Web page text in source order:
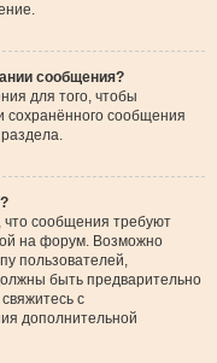
сообщения?
для того, чтобы
сохранённого сообщения
сообщения требуют
на форум. Возможно
пользователей,
быть предварительно
с
дополнительной